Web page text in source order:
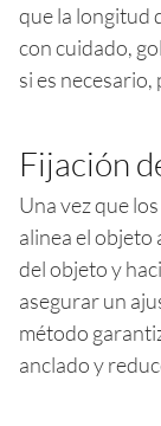
que la longitud
con cuidado,
si es necesario,
Fijación
Una vez que
alinea el objeto
del objeto y
asegurar un
método
anclado y